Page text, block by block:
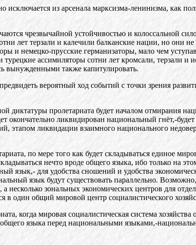
исключается из арсенала марксизма-ленинизма, как
чрезвычайной устойчивостью и колоссальной
лет терзали и калечили балканские нации, но они
и немецко-прусские германизаторы, мало чем
ассимиляторы сотни лет кромсали, терзали
вынужденными также капитулировать.
вероятный ход событий с точки зрения
диктатуры пролетариата будет началом отмирания
окончательно ликвидирован национальный гнёт,-
этапом ликвидации взаимного национального
по мере того как будет складываться единое
нечто вроде общего языка, ибо только на
для удобства сношений и удобства
язык будут существовать параллельно.
зональных экономических центров для
в один общий мировой центр социалистического
когда мировая социалистическая система
языка перед национальными языками,-